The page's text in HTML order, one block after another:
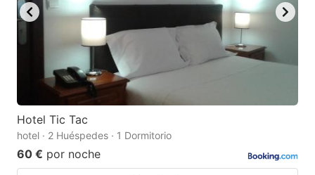
Hotel Tic Tac
hotel · 2 Huéspedes · 1 Dormitorio
60 € por noche